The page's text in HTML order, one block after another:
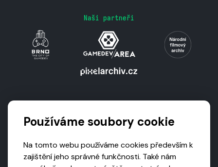
Naši partneři
Používáme soubory cookie
Na tomto webu používáme cookies především k
zajištění jeho správné funkčnosti. Také nám